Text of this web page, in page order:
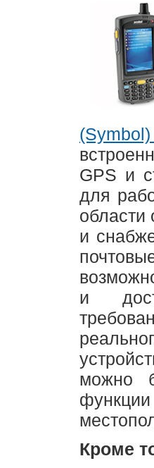
GPS и
для
области
и
и
можно
Кроме